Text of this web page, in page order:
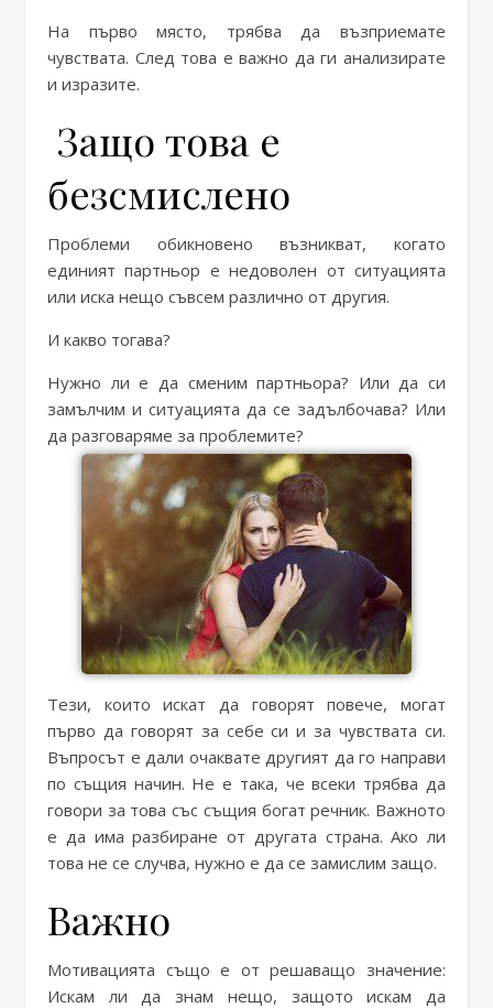
На първо място, трябва да възприемате
чувствата. След това е важно да ги анализирате
и изразите.
Защо това е
безсмислено
Проблеми обикновено възникват, когато
единият партньор е недоволен от ситуацията
или иска нещо съвсем различно от другия.
И какво тогава?
Нужно ли е да сменим партньора? Или да си
замълчим и ситуацията да се задълбочава? Или
да разговаряме за проблемите?
Тези, които искат да говорят повече, могат
първо да говорят за себе си и за чувствата си.
Въпросът е дали очаквате другият да го направи
по същия начин. Не е така, че всеки трябва да
говори за това със същия богат речник. Важното
е да има разбиране от другата страна. Ако ли
това не се случва, нужно е да се замислим защо.
Важно
Мотивацията също е от решаващо значение:
Искам ли да знам нещо, защото искам да